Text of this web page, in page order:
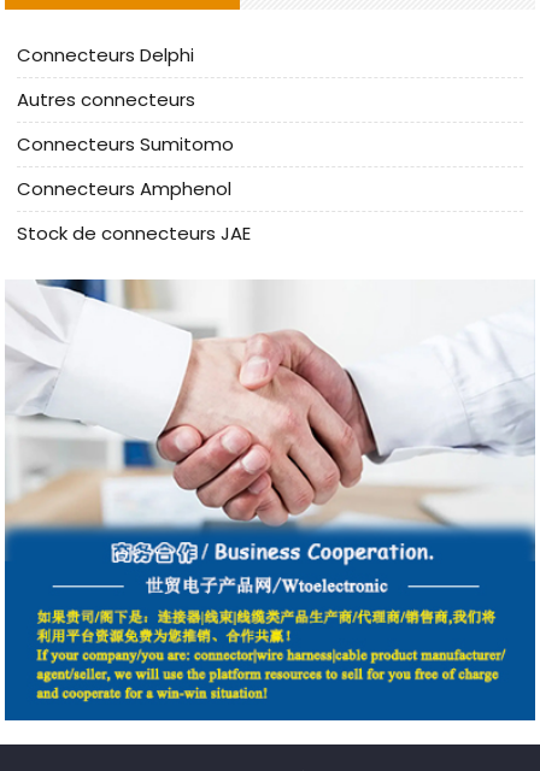
Connecteurs Delphi
Autres connecteurs
Connecteurs Sumitomo
Connecteurs Amphenol
Stock de connecteurs JAE